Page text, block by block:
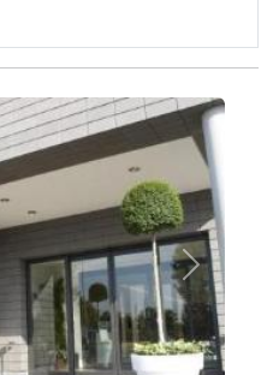
Weiter